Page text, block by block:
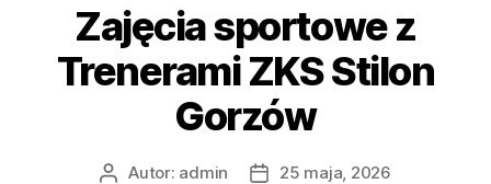
Zajęcia sportowe z
Trenerami ZKS Stilon
Gorzów
Autor: admin 25 maja, 2026